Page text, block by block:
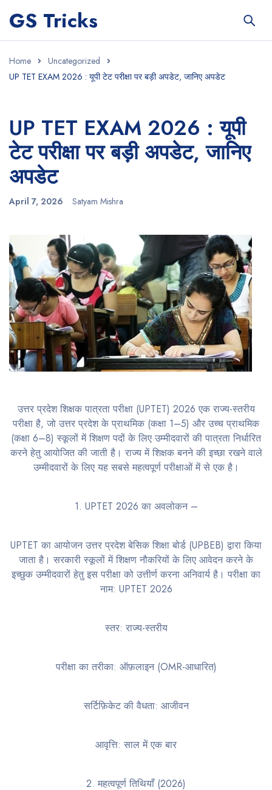
GS Tricks
Home
Uncategorized
UP TET EXAM 2026 : यूपी टेट परीक्षा पर बड़ी अपडेट, जानिए अपडेट
UP TET EXAM 2026 : यूपी
टेट परीक्षा पर बड़ी अपडेट, जानिए
अपडेट
April 7, 2026 Satyam Mishra
उत्तर प्रदेश शिक्षक पात्रता परीक्षा (UPTET) 2026 एक राज्य-स्तरीय
परीक्षा है, जो उत्तर प्रदेश के प्राथमिक (कक्षा 1–5) और उच्च प्राथमिक
(कक्षा 6–8) स्कूलों में शिक्षण पदों के लिए उम्मीदवारों की पात्रता निर्धारित
करने हेतु आयोजित की जाती है। राज्य में शिक्षक बनने की इच्छा रखने वाले
उम्मीदवारों के लिए यह सबसे महत्वपूर्ण परीक्षाओं में से एक है।
1. UPTET 2026 का अवलोकन –
UPTET का आयोजन उत्तर प्रदेश बेसिक शिक्षा बोर्ड (UPBEB) द्वारा किया
जाता है। सरकारी स्कूलों में शिक्षण नौकरियों के लिए आवेदन करने के
इच्छुक उम्मीदवारों हेतु इस परीक्षा को उत्तीर्ण करना अनिवार्य है। परीक्षा का
नाम: UPTET 2026
स्तर: राज्य-स्तरीय
परीक्षा का तरीका: ऑफ़लाइन (OMR-आधारित)
सर्टिफ़िकेट की वैधता: आजीवन
आवृत्ति: साल में एक बार
2. महत्वपूर्ण तिथियाँ (2026)